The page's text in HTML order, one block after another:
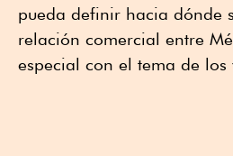
pueda definir hacia dónde
relación comercial entre
especial con el tema de los